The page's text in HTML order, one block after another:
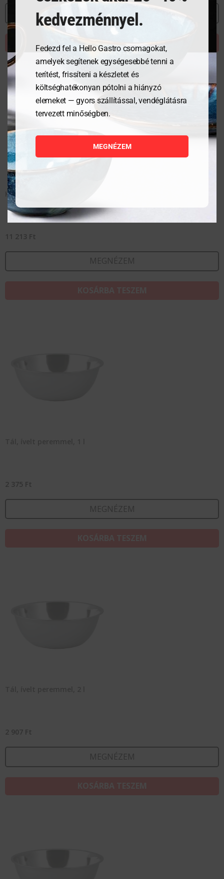
MEGNÉZEM
KOSÁRBA TESZEM
Keverőtál szilikon alappal
11 213 Ft
MEGNÉZEM
2 375 Ft
MEGNÉZEM
2 907 Ft
MEGNÉZEM
kedvezménnyel.
Fedezd fel a Hello Gastro csomagokat,
amelyek segítenek egységesebbé tenni a
terítést, frissíteni a készletet és
költséghatékonyan pótolni a hiányzó
elemeket — gyors szállítással, vendéglátásra
tervezett minőségben.
MEGNÉZEM